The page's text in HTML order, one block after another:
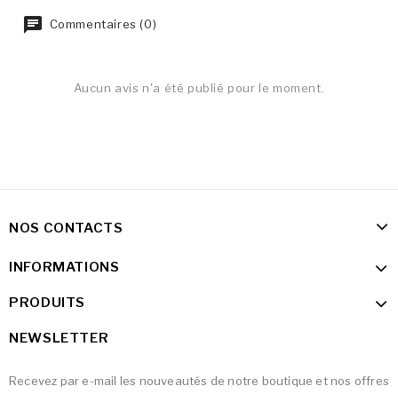
Commentaires (0)
Aucun avis n'a été publié pour le moment.
NOS CONTACTS
INFORMATIONS
PRODUITS
NEWSLETTER
Recevez par e-mail les nouveautés de notre boutique et nos offres